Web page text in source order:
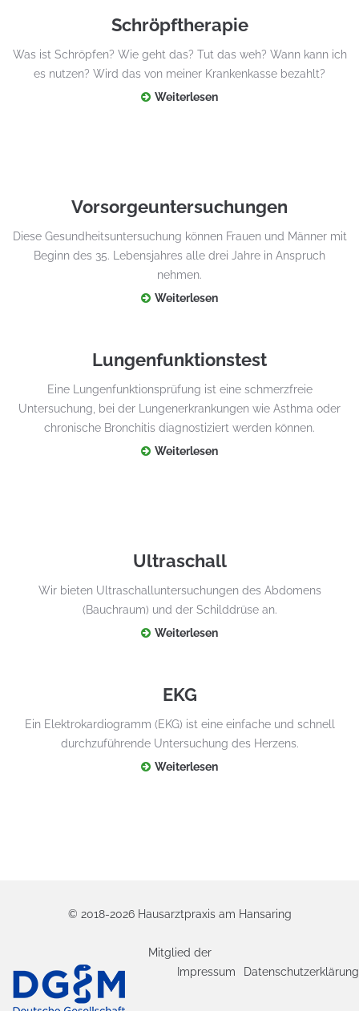
Schröpftherapie
Was ist Schröpfen? Wie geht das? Tut das weh? Wann kann ich
es nutzen? Wird das von meiner Krankenkasse bezahlt?
Weiterlesen
Vorsorgeuntersuchungen
Diese Gesundheitsuntersuchung können Frauen und Männer mit
Beginn des 35. Lebensjahres alle drei Jahre in Anspruch
nehmen.
Weiterlesen
Lungenfunktionstest
Eine Lungenfunktionsprüfung ist eine schmerzfreie
Untersuchung, bei der Lungenerkrankungen wie Asthma oder
chronische Bronchitis diagnostiziert werden können.
Weiterlesen
Ultraschall
Wir bieten Ultraschalluntersuchungen des Abdomens
(Bauchraum) und der Schilddrüse an.
Weiterlesen
EKG
Ein Elektrokardiogramm (EKG) ist eine einfache und schnell
durchzuführende Untersuchung des Herzens.
Weiterlesen
© 2018-2026 Hausarztpraxis am Hansaring
Mitglied der
Impressum
Datenschutzerklärung